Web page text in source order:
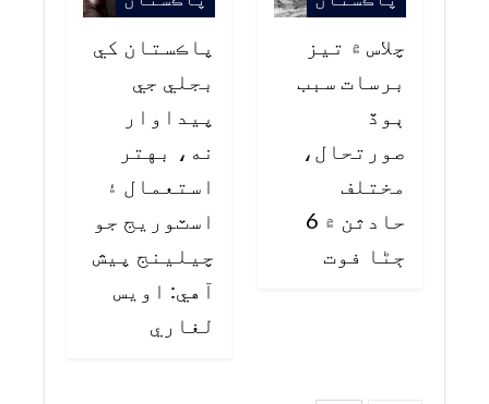
چلاس ۾ تيز
برسات سبب
ٻوڏ
صورتحال،
مختلف
حادثن ۾ 6
ڄڻا فوت
پاڪستان کي
بجلي جي
پيداوار
نه، بهتر
استعمال ۽
اسٽوريج جو
چيلينج پيش
آهي: اويس
لغاري